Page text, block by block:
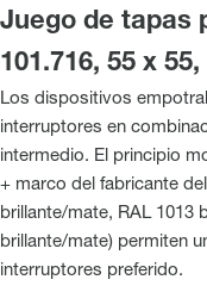
Juego de tapas
101.716, 55 x
Los dispositivos
interruptores en
intermedio. El principio
+ marco del fabricante
brillante/mate, RAL 1013
brillante/mate) permiten
interruptores preferido.